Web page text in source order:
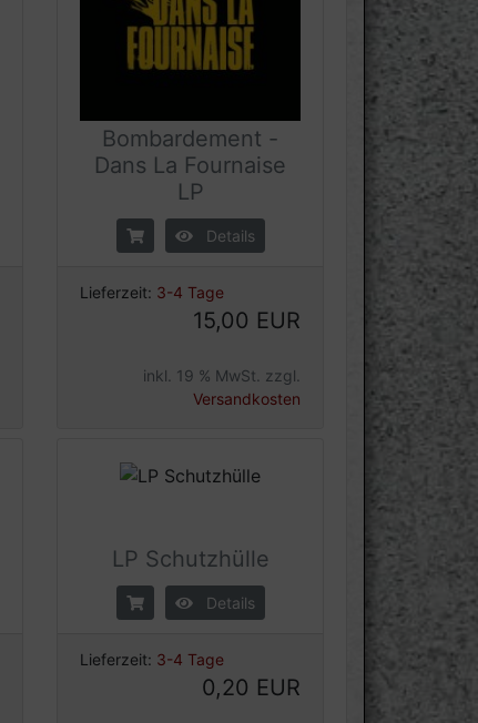
Bombardement -
Dans La Fournaise
LP
Details
Lieferzeit: 3-4 Tage
15,00 EUR
inkl. 19 % MwSt. zzgl.
Versandkosten
LP Schutzhülle
Details
Lieferzeit: 3-4 Tage
0,20 EUR